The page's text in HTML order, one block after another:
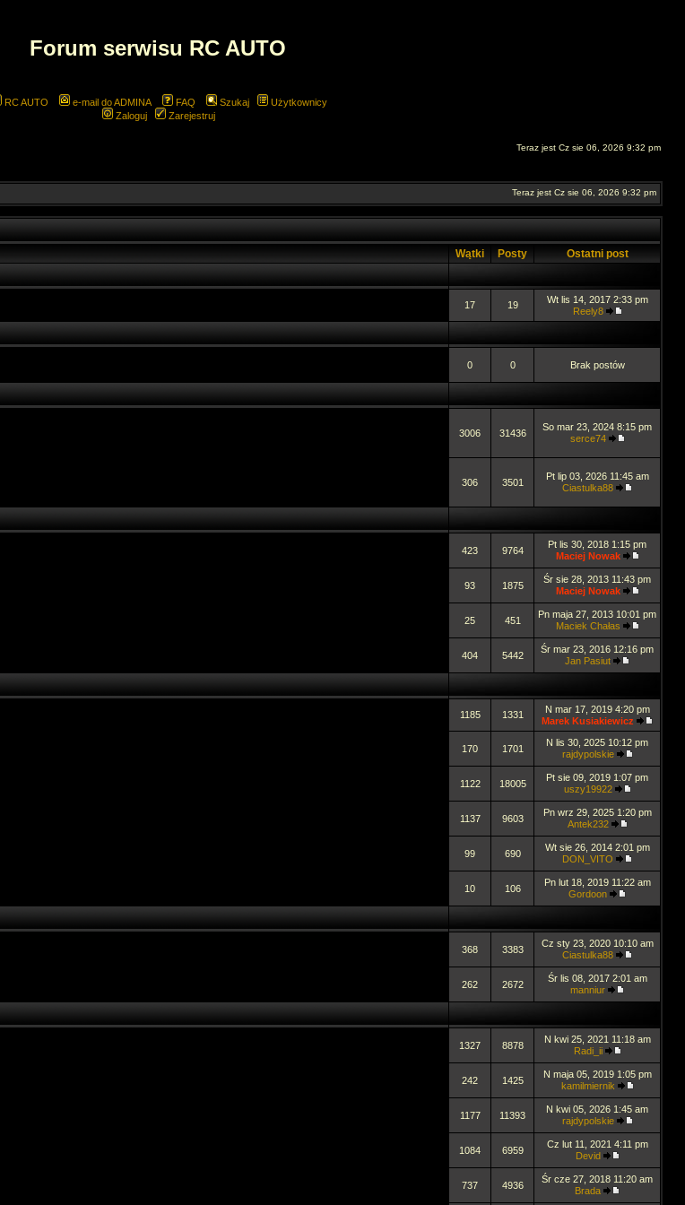
Forum serwisu RC AUTO
RC AUTO e-mail do ADMINA FAQ Szukaj
Użytkownicy
Zaloguj
Zarejestruj
Teraz jest Cz sie 06, 2026 9:32 pm
Teraz jest Cz sie 06, 2026 9:32 pm
Wątki Posty Ostatni post
17 19
Wt lis 14, 2017 2:33 pm
Reely8
0 0 Brak postów
3006 31436
So mar 23, 2024 8:15 pm
serce74
306 3501
Pt lip 03, 2026 11:45 am
Ciastulka88
423 9764
Pt lis 30, 2018 1:15 pm
Maciej Nowak
93 1875
Śr sie 28, 2013 11:43 pm
Maciej Nowak
25 451
Pn maja 27, 2013 10:01 pm
Maciek Chałas
404 5442
Śr mar 23, 2016 12:16 pm
Jan Pasiut
1185 1331
N mar 17, 2019 4:20 pm
Marek Kusiakiewicz
170 1701
N lis 30, 2025 10:12 pm
rajdypolskie
1122 18005
Pt sie 09, 2019 1:07 pm
uszy19922
1137 9603
Pn wrz 29, 2025 1:20 pm
Antek232
99 690
Wt sie 26, 2014 2:01 pm
DON_VITO
10 106
Pn lut 18, 2019 11:22 am
Gordoon
368 3383
Cz sty 23, 2020 10:10 am
Ciastulka88
262 2672
Śr lis 08, 2017 2:01 am
manniur
1327 8878
N kwi 25, 2021 11:18 am
Radi_ii
242 1425
N maja 05, 2019 1:05 pm
kamilmiernik
1177 11393
N kwi 05, 2026 1:45 am
rajdypolskie
1084 6959
Cz lut 11, 2021 4:11 pm
Devid
737 4936
Śr cze 27, 2018 11:20 am
Brada